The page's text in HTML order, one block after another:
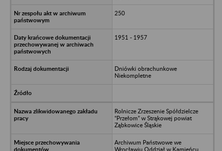
250
1951 - 1957
Dniówki obrachunkowe
Niekompletne
Rolnicze Zrzeszenie Spółdzielcze
“Przełom” w Strąkowej powiat
Ząbkowice Śląskie
Archiwum Państwowe we
Wrocławiu Oddział w Kamieńcu